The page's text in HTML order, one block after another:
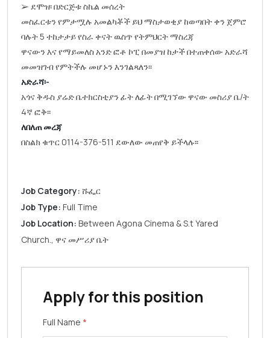
➢ ደሞዝ፡ በድርጅቱ ስኬል መሰረት
መስፈርቱን የምታሟሉ አመልካቾች ይህ ማስታወቂያ ከወጣበት ቀን ጀምሮ
ባሉት 5 ተከታታይ የስራ ቀናት ዉስጥ የትምህርት ማስረጃ
ዋናውን እና የማይመለስ አንድ ፎቶ ኮፒ በመያዝ ከታች በተጠቀሰው አድራሻ
መመዝገብ የምትችሉ መሆኑን እንገልጻለን፡፡
አድራሻ፡-
አጎና ቅዱስ ያሬድ ቤተክርስቲያን ፊት ለፊት በሚገኘው ዋናው መስሪያ ቤ/ት
4ኛ ፎቅ፡፡
ለበለጠ መረጃ
በስልክ ቁጥር 0114-376-511 ደውለው መጠየቅ ይችላሉ፡፡
Job Category: ሹፌር
Job Type: Full Time
Job Location: Between Agona Cinema & S.t Yared
Church. ዋና መሥሪያ ቤት
Apply for this position
Full Name *